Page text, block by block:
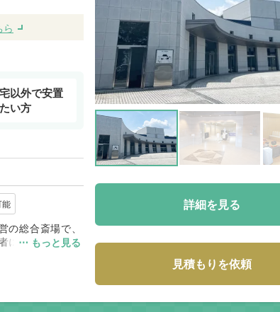
以外で安置
い方
能
総合斎場で、
にも負担が少な
⋯ もっと見る
詳細を見る
見積もりを依頼